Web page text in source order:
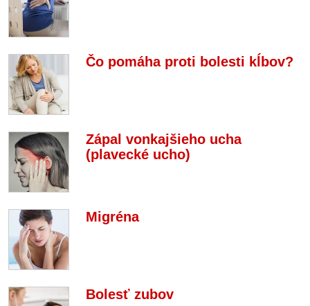
Čo pomáha proti bolesti kĺbov?
Zápal vonkajšieho ucha
(plavecké ucho)
Migréna
Bolesť zubov